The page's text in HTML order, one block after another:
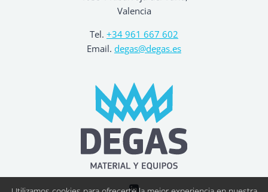
Valencia
Tel. +34 961 667 602
Email. degas@degas.es